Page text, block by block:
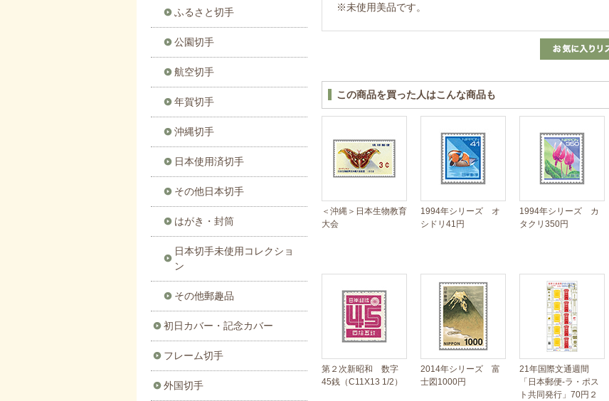
※未使用美品です。
この商品を買った人はこんな商品も
＜沖縄＞日本生物教育
大会
1994年シリーズ オ
シドリ41円
1994年シリーズ カ
タクリ350円
第２次新昭和 数字
45銭（C11X13 1/2）
2014年シリーズ 富
士図1000円
21年国際文通週間
「日本郵便-ラ・ポス
ト共同発行」70円２
ふるさと切手
公園切手
航空切手
年賀切手
沖縄切手
日本使用済切手
その他日本切手
はがき・封筒
日本切手未使用コレクショ
ン
その他郵趣品
初日カバー・記念カバー
フレーム切手
外国切手